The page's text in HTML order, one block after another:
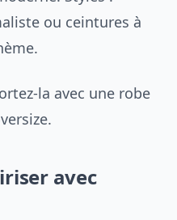
ou ceintures à
la avec une robe
avec